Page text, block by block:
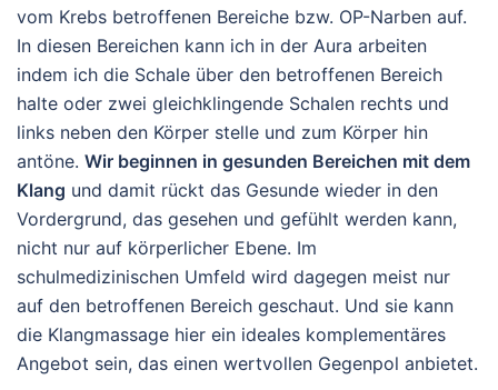
vom Krebs betroffenen Bereiche bzw. OP-Narben auf.
In diesen Bereichen kann ich in der Aura arbeiten
indem ich die Schale über den betroffenen Bereich
halte oder zwei gleichklingende Schalen rechts und
links neben den Körper stelle und zum Körper hin
antöne. Wir beginnen in gesunden Bereichen mit dem
Klang und damit rückt das Gesunde wieder in den
Vordergrund, das gesehen und gefühlt werden kann,
nicht nur auf körperlicher Ebene. Im
schulmedizinischen Umfeld wird dagegen meist nur
auf den betroffenen Bereich geschaut. Und sie kann
die Klangmassage hier ein ideales komplementäres
Angebot sein, das einen wertvollen Gegenpol anbietet.